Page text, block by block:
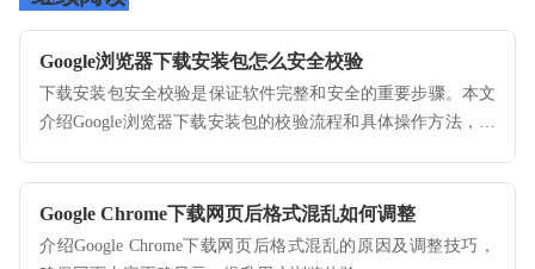
Google浏览器下载安装包怎么安全校验
下载安装包安全校验是保证软件完整和安全的重要步骤。本文
介绍Google浏览器下载安装包的校验流程和具体操作方法，帮
靠。
Google Chrome下载网页后格式混乱如何调整
介绍Google Chrome下载网页后格式混乱的原因及调整技巧，